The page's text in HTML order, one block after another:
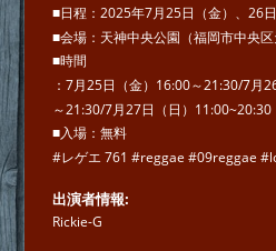
■日程：2025年7月25日（金）、26
■会場：天神中央公園（福岡市中央区
■時間
：7月25日（金）16:00～21:30/7月
～21:30/7月27日（日）11:00~20:30
■入場：無料
#レゲエ 761 #reggae #09reggae
出演者情報
Rickie-G